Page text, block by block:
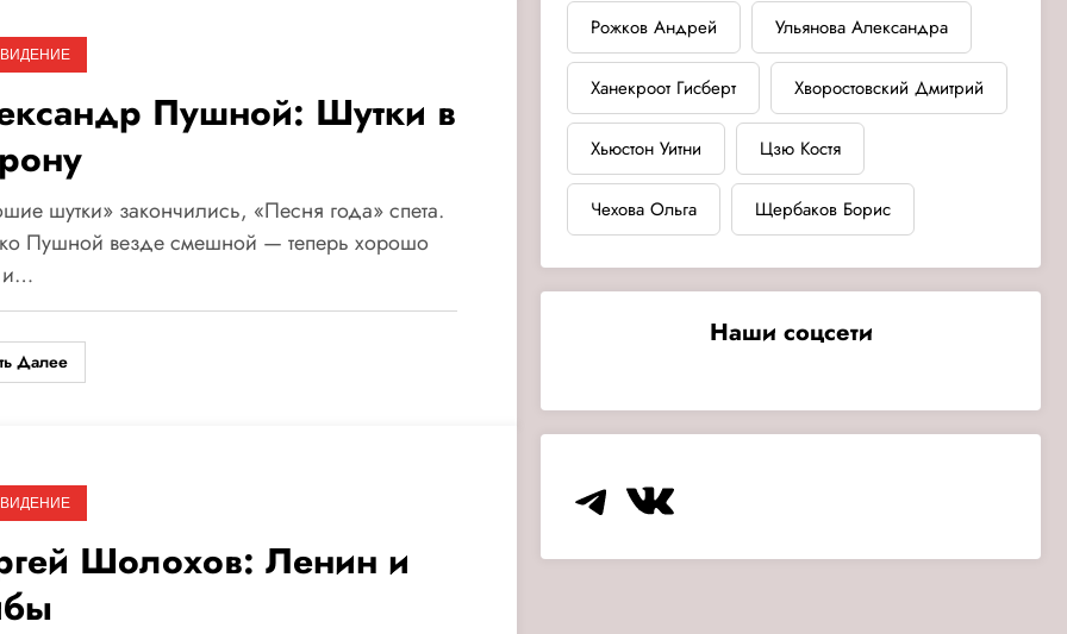
Пушной: Шутки в
шутки» закончились, «Песня года» спета.
Пушной везде смешной — теперь хорошо
и…
Далее
Шолохов: Ленин и
Рожков Андрей Ульянова Александра
Ханекроот Гисберт Хворостовский Дмитрий
Хьюстон Уитни Цзю Костя
Чехова Ольга Щербаков Борис
Наши соцсети
Telegram
VK